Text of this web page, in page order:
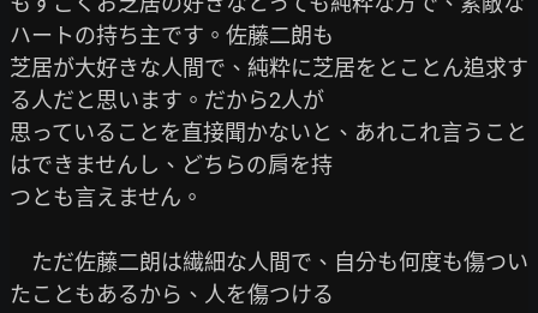
ハートの持ち主です。佐藤二朗も
芝居が大好きな人間で、純粋に芝居をとことん追求す
る人だと思います。だから2人が
思っていることを直接聞かないと、あれこれ言うこと
はできませんし、どちらの肩を持
つとも言えません。
ただ佐藤二朗は繊細な人間で、自分も何度も傷つい
たこともあるから、人を傷つける